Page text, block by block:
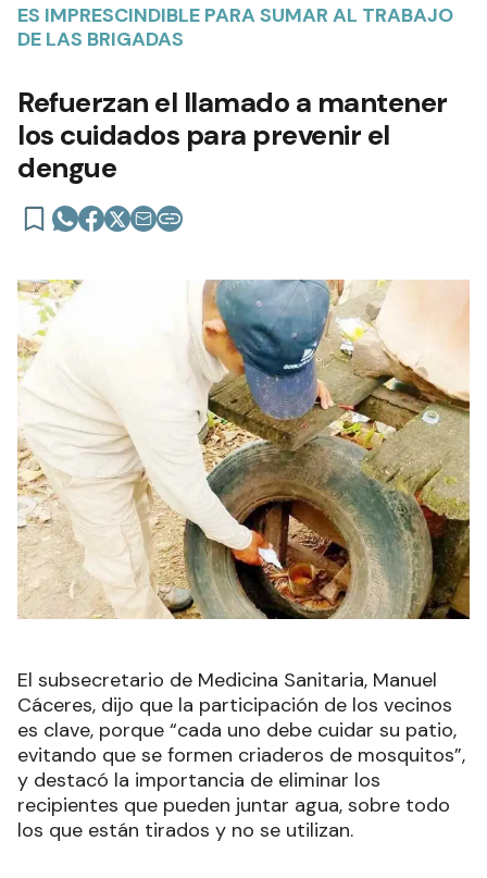
ES IMPRESCINDIBLE PARA SUMAR AL TRABAJO
DE LAS BRIGADAS
Refuerzan el llamado a mantener
los cuidados para prevenir el
dengue
El subsecretario de Medicina Sanitaria, Manuel
Cáceres, dijo que la participación de los vecinos
es clave, porque “cada uno debe cuidar su patio,
evitando que se formen criaderos de mosquitos”,
y destacó la importancia de eliminar los
recipientes que pueden juntar agua, sobre todo
los que están tirados y no se utilizan.